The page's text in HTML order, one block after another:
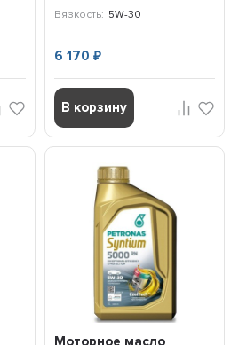
Вязкость: 5W-30
6 170 ₽
В корзину
Моторное масло